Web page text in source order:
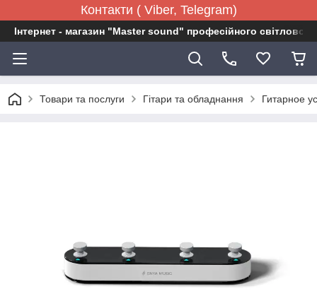
Контакти ( Viber, Telegram)
Інтернет - магазин "Master sound" професійного
Товари та послуги Гітари та обладнання Гитарное